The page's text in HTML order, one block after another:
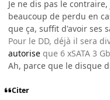
Je ne dis pas le
beaucoup de perdu en
que ça, suffit d'avoir ses
Pour le DD, déjà il sera
autorise que 6 xSATA 3
Ah, parce que le disque
Citer